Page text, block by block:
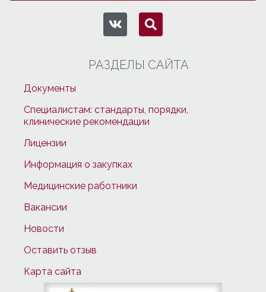
РАЗДЕЛЫ САЙТА
Документы
Специалистам: стандарты, порядки,
клинические рекомендации
Лицензии
Информация о закупках
Медицинские работники
Вакансии
Новости
Оставить отзыв
Карта сайта